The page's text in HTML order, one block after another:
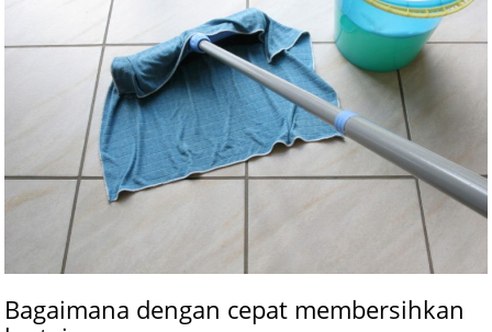
Bagaimana dengan cepat membersihkan